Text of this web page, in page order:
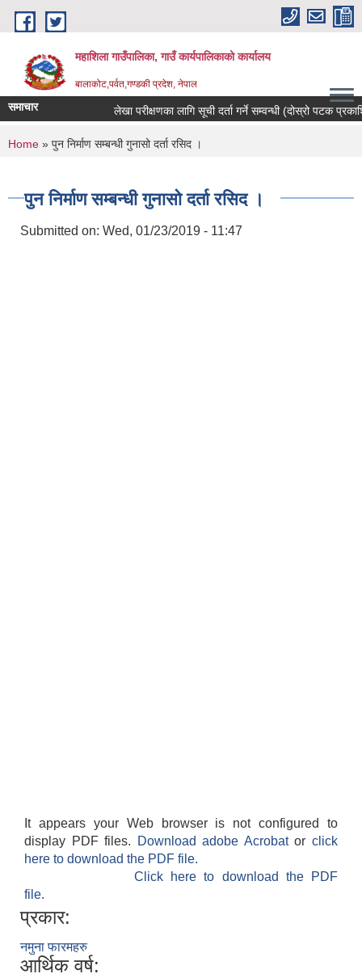
Skip to main content
महाशिला गाउँपालिका, गाउँ कार्यपालिकाको कार्यालय
बालाकोट,पर्वत,गण्डकी प्रदेश, नेपाल
समाचार लेखा परीक्षणका लागि सूची दर्ता गर्ने सम्वन्धी (दोस्रो पटक
You are here
Home » पुन निर्माण सम्बन्धी गुनासो दर्ता रसिद ।
पुन निर्माण सम्बन्धी गुनासो दर्ता रसिद ।
Submitted on: Wed, 01/23/2019 - 11:47
It appears your Web browser is not configured to
display PDF files.
Download adobe Acrobatorclick
here to download the PDF file.
Click here to download the PDF
file.
प्रकार:
नमुना फारमहरु
आर्थिक वर्ष: